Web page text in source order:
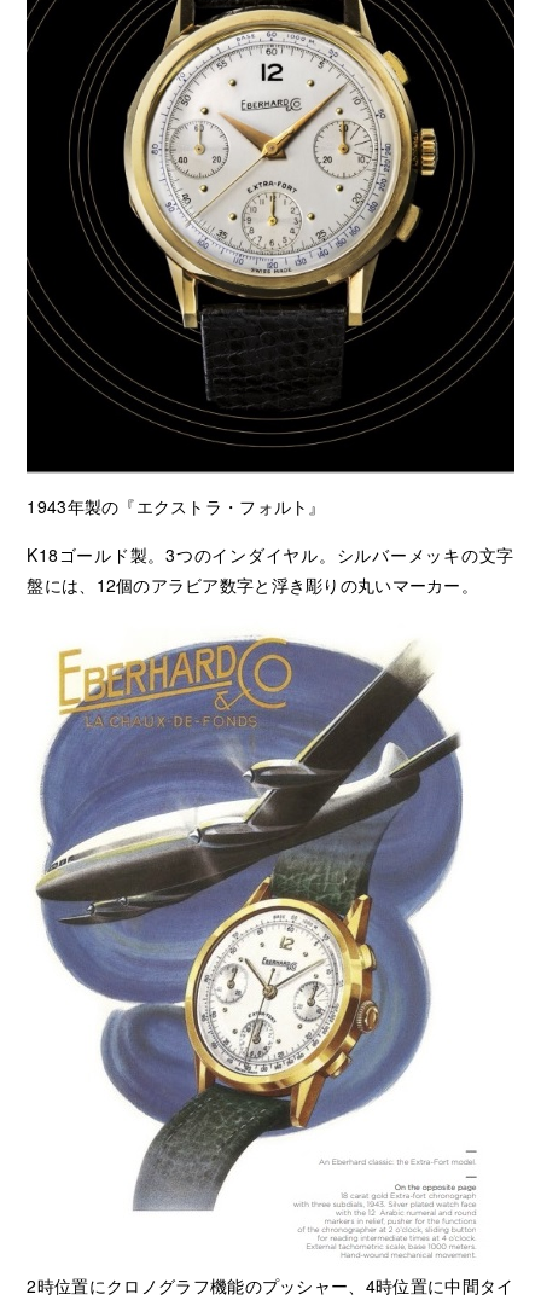
1943年製の『エクストラ・フォルト』
K18ゴールド製。3つのインダイヤル。シルバーメッキの文字
盤には、12個のアラビア数字と浮き彫りの丸いマーカー。
2時位置にクロノグラフ機能のプッシャー、4時位置に中間タイ